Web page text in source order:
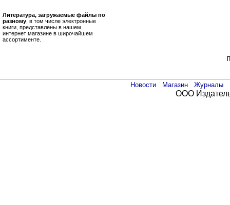
Литература, загружаемые файлы по
разному , в том числе электронные
книги, представлены в нашем
интернет магазине в широчайшем
ассортименте.
Новости Магазин Журналы
ООО